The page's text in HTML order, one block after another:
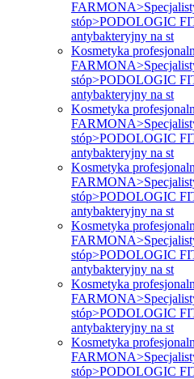
stóp>PODOLOGIC
antybakteryjny na st
Kosmetyka
stóp>PODOLOGIC
antybakteryjny na st
Kosmetyka
stóp>PODOLOGIC
antybakteryjny na st
Kosmetyka
stóp>PODOLOGIC
antybakteryjny na st
Kosmetyka
stóp>PODOLOGIC
antybakteryjny na st
Kosmetyka
stóp>PODOLOGIC
antybakteryjny na st
Kosmetyka
stóp>PODOLOGIC